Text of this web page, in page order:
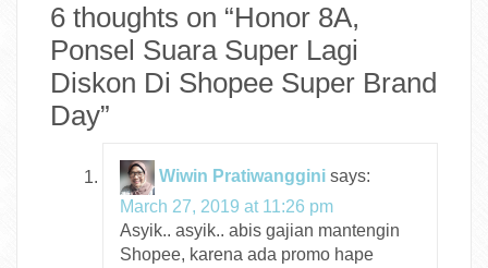
6 thoughts on “Honor 8A,
Ponsel Suara Super Lagi
Diskon Di Shopee Super Brand
Day”
Wiwin Pratiwanggini says:
March 27, 2019 at 11:26 pm
Asyik.. asyik.. abis gajian mantengin
Shopee, karena ada promo hape